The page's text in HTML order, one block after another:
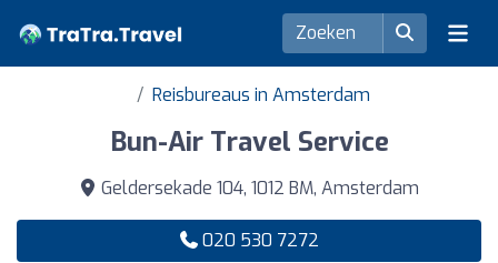
Reisbureaus in Amsterdam
Bun-Air Travel Service
Geldersekade 104, 1012 BM, Amsterdam
020 530 7272